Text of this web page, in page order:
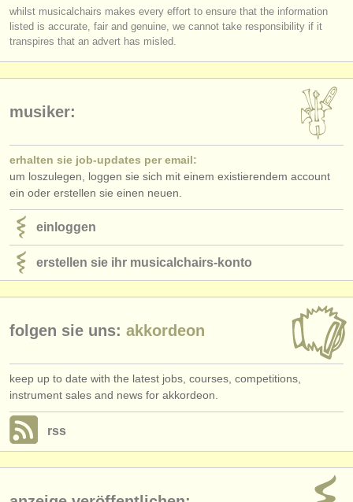
log inorcreate an accountto continue.
whilst musicalchairs makes every effort to ensure that the information
listed is accurate, fair and genuine, we cannot take responsibility if it
transpires that an advert has misled.
musiker:
erhalten sie job-updates per email:
um loszulegen, loggen sie sich mit einem existierendem account
ein oder erstellen sie einen neuen.
einloggen
erstellen sie ihr musicalchairs-konto
folgen sie uns: akkordeon
keep up to date with the latest jobs, courses, competitions,
instrument sales and news for akkordeon.
rss